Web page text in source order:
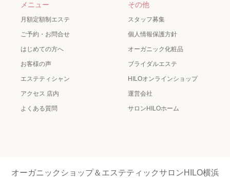
メニュー
月額定額制エステ
ご予約・お問合せ
はじめての方へ
お客様の声
エステティシャン
アクセス 店内
よくある質問
その他
スタッフ募集
個人情報保護方針
オーガニック化粧品
ブライダルエステ
HILOオンラインショップ
運営会社
サロンHILOホーム
オーガニックショップ＆エステティックサロンHILO横浜